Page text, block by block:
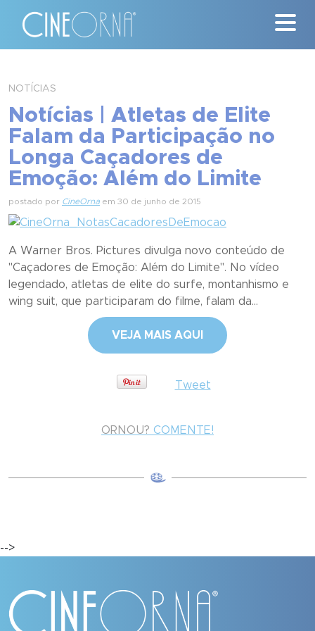
News
#ClássicosCineOrna
Quem Somos
Nossa História
Contato
NOTÍCIAS
Notícias | Atletas de Elite
Falam da Participação no
Longa Caçadores de
Emoção: Além do Limite
postado por CineOrna em 30 de junho de 2015
A Warner Bros. Pictures divulga novo conteúdo de
"Caçadores de Emoção: Além do Limite". No vídeo
legendado, atletas de elite do surfe, montanhismo e
wing suit, que participaram do filme, falam da...
VEJA MAIS AQUI
Tweet
ORNOU? COMENTE!
-->